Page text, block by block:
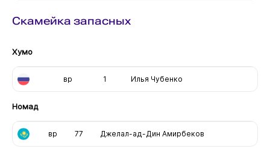
Скамейка запасных
Хумо
вр 1 Илья Чубенко
Номад
вр 77 Джелал-ад-Дин Амирбеков